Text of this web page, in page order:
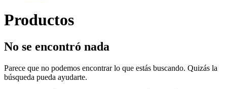
Productos
No se encontró nada
Parece que no podemos encontrar lo que estás buscando. Quizás la
búsqueda pueda ayudarte.